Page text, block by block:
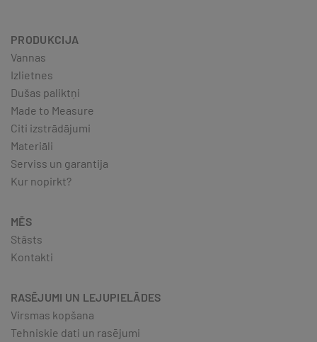
PRODUKCIJA
Vannas
Izlietnes
Dušas paliktņi
Made to Measure
Citi izstrādājumi
Materiāli
Serviss un garantija
Kur nopirkt?
MĒS
Stāsts
Kontakti
RASĒJUMI UN LEJUPIELĀDES
Virsmas kopšana
Tehniskie dati un rasējumi